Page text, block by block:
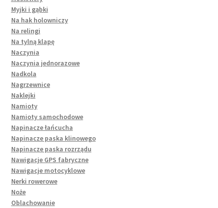
Myjki i gąbki
Na hak holowniczy
Na relingi
Na tylną klapę
Naczynia
Naczynia jednorazowe
Nadkola
Nagrzewnice
Naklejki
Namioty
Namioty samochodowe
Napinacze łańcucha
Napinacze paska klinowego
Napinacze paska rozrządu
Nawigacje GPS fabryczne
Nawigacje motocyklowe
Nerki rowerowe
Noże
Oblachowanie